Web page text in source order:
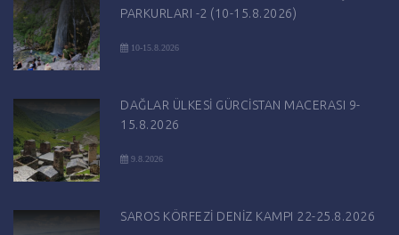
PARKURLARI -2 (10-15.8.2026)
10-15.8.2026
DAĞLAR ÜLKESİ GÜRCİSTAN MACERASI 9-
15.8.2026
9.8.2026
SAROS KÖRFEZİ DENİZ KAMPI 22-25.8.2026